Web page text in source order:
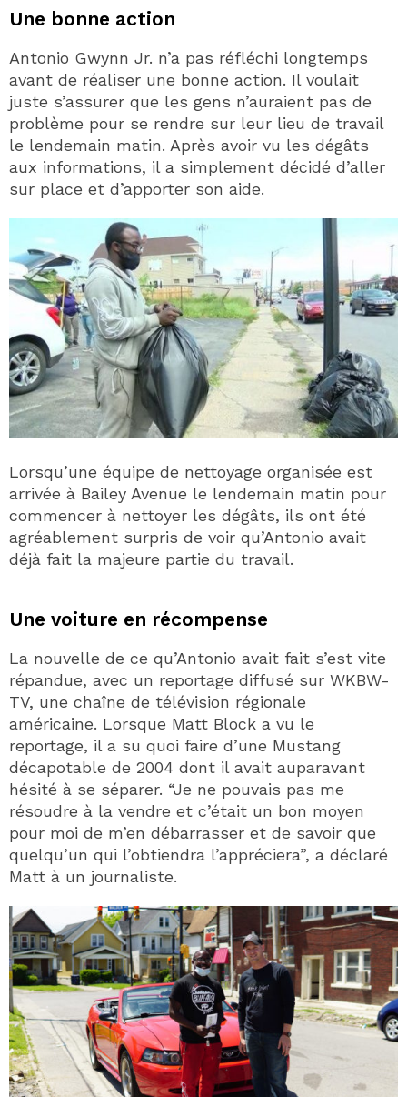
Une bonne action
Antonio Gwynn Jr. n’a pas réfléchi longtemps
avant de réaliser une bonne action. Il voulait
juste s’assurer que les gens n’auraient pas de
problème pour se rendre sur leur lieu de travail
le lendemain matin. Après avoir vu les dégâts
aux informations, il a simplement décidé d’aller
sur place et d’apporter son aide.
Lorsqu’une équipe de nettoyage organisée est
arrivée à Bailey Avenue le lendemain matin pour
commencer à nettoyer les dégâts, ils ont été
agréablement surpris de voir qu’Antonio avait
déjà fait la majeure partie du travail.
Une voiture en récompense
La nouvelle de ce qu’Antonio avait fait s’est vite
répandue, avec un reportage diffusé sur WKBW-
TV, une chaîne de télévision régionale
américaine. Lorsque Matt Block a vu le
reportage, il a su quoi faire d’une Mustang
décapotable de 2004 dont il avait auparavant
hésité à se séparer. “Je ne pouvais pas me
résoudre à la vendre et c’était un bon moyen
pour moi de m’en débarrasser et de savoir que
quelqu’un qui l’obtiendra l’appréciera”, a déclaré
Matt à un journaliste.